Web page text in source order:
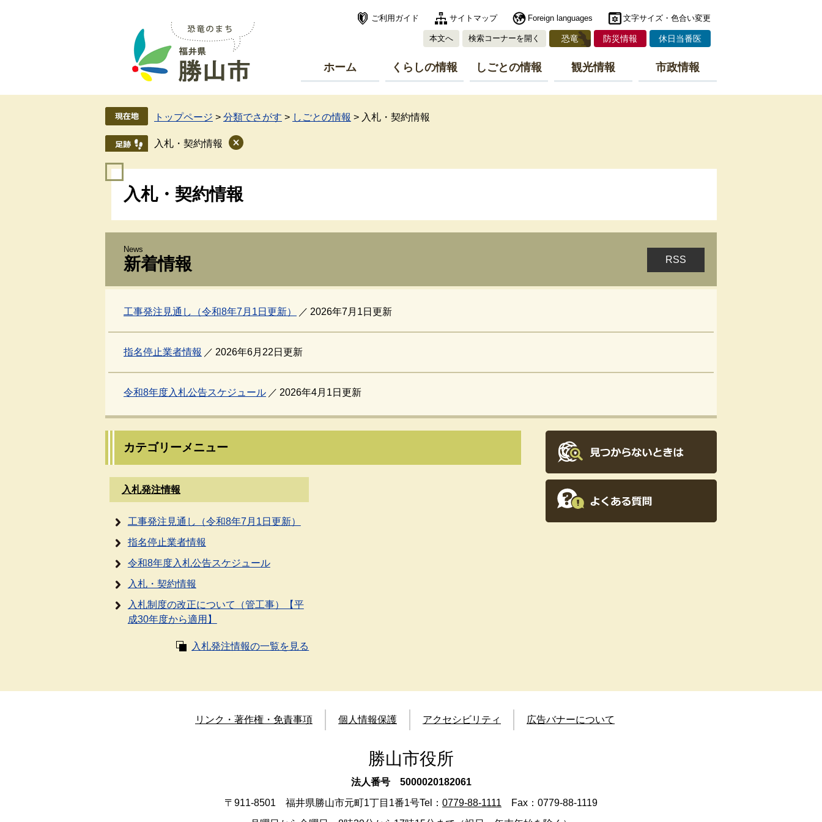
で
ば
ご利用ガイド サイトマップ Foreign languages 文字サイズ・色合い変更
本文へ 検索コーナーを開く 恐竜 防災情報 休日当番医
ホーム くらしの情報 しごとの情報 観光情報 市政情報
トップページ > 分類でさがす > しごとの情報 > 入札・契約情報
入札・契約情報
入札・契約情報
新着情報
工事発注見通し（令和8年7月1日更新） 2026年7月1日更新
指名停止業者情報 2026年6月22日更新
令和8年度入札公告スケジュール 2026年4月1日更新
RSS
カテゴリーメニュー
入札発注情報
工事発注見通し（令和8年7月1日更新）
指名停止業者情報
令和8年度入札公告スケジュール
入札・契約情報
入札制度の改正について（管工事）【平
成30年度から適用】
入札発注情報の一覧を見る
リンク・著作権・免責事項 個人情報保護 アクセシビリティ 広告バナーについて
勝山市役所
法人番号 5000020182061
〒911-8501 福井県勝山市元町1丁目1番1号Tel： 0779-88-1111 Fax：0779-88-1119